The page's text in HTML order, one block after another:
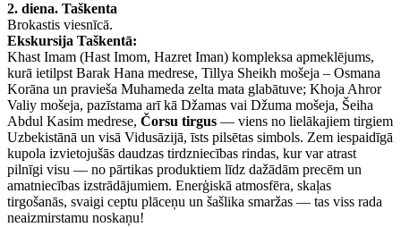
2. diena. Taškenta
Brokastis viesnīcā.
Ekskursija Taškentā:
Khast Imam (Hast Imom, Hazret Iman) kompleksa apmeklējums,
kurā ietilpst Barak Hana medrese, Tillya Sheikh mošeja – Osmana
Korāna un pravieša Muhameda zelta mata glabātuve; Khoja Ahror
Valiy mošeja, pazīstama arī kā Džamas vai Džuma mošeja, Šeiha
Abdul Kasim medrese, Čorsu tirgus — viens no lielākajiem tirgiem
Uzbekistānā un visā Vidusāzijā, īsts pilsētas simbols. Zem iespaidīgā
kupola izvietojušās daudzas tirdzniecības rindas, kur var atrast
pilnīgi visu — no pārtikas produktiem līdz dažādām precēm un
amatniecības izstrādājumiem. Enerģiskā atmosfēra, skaļas
tirgošanās, svaigi ceptu plāceņu un šašlika smaržas — tas viss rada
neaizmirstamu noskaņu!